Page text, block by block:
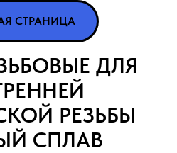
СТРАНИЦА
ДЛЯ
РЕЗЬБЫ
СПЛАВ